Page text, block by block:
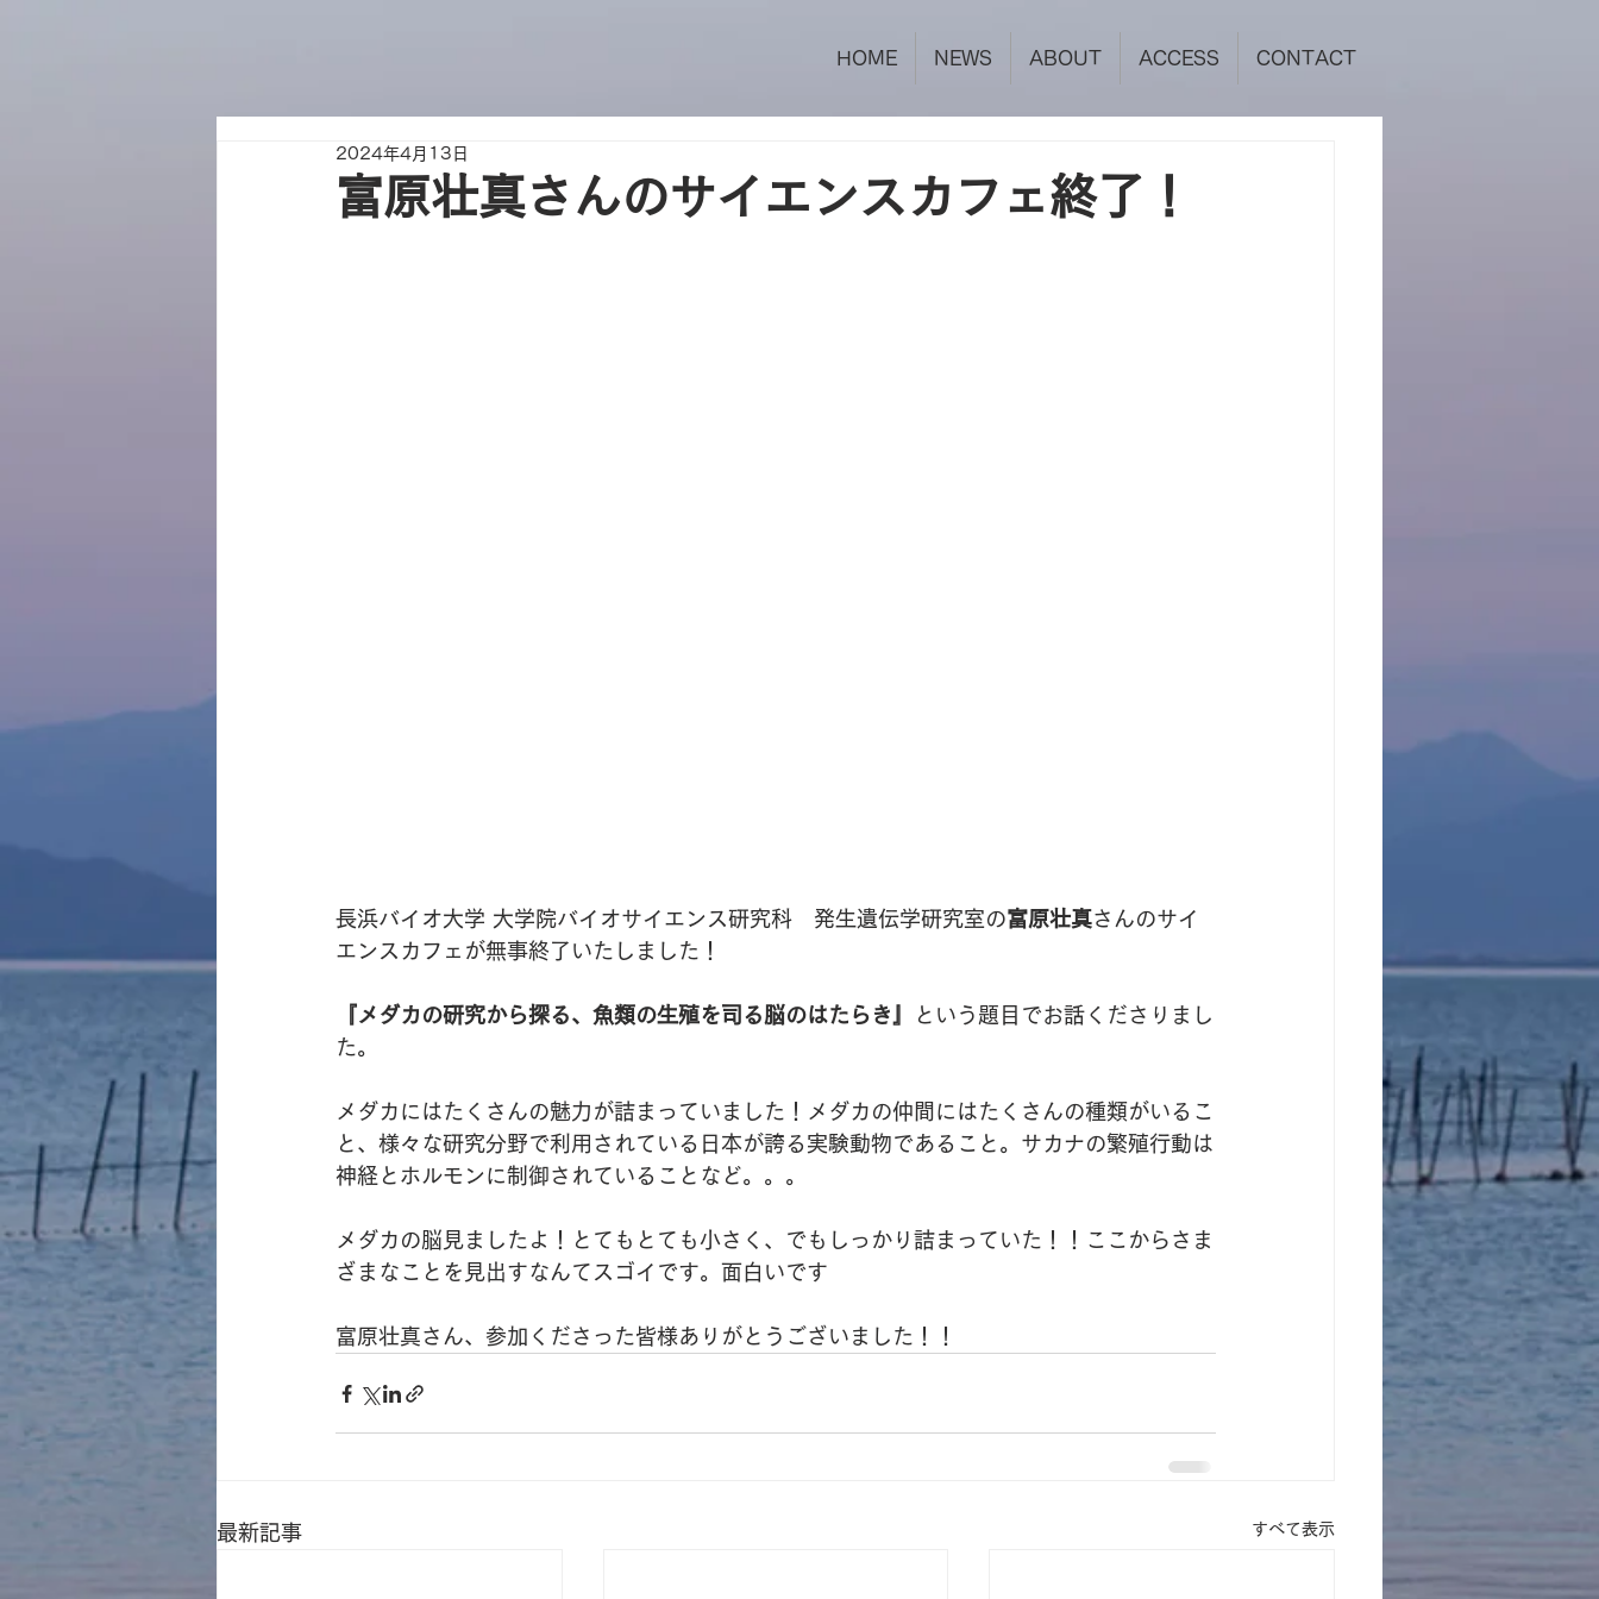
HOME NEWS ABOUT ACCESS CONTACT
富原壮真さんのサイエンスカフェ終了！
2024年4月13日
長浜バイオ大学 大学院バイオサイエンス研究科　発生遺伝学研究室の富原壮真さんのサイ
エンスカフェが無事終了いたしました！
『メダカの研究から探る、魚類の生殖を司る脳のはたらき』
という題目でお話くださりまし
た。
メダカにはたくさんの魅力が詰まっていました！メダカの仲間にはたくさんの種類がいるこ
と、様々な研究分野で利用されている日本が誇る実験動物であること。サカナの繁殖行動は
神経とホルモンに制御されていることなど。。。
メダカの脳見ましたよ！とてもとても小さく、でもしっかり詰まっていた！！ここからさま
ざまなことを見出すなんてスゴイです。面白いです
富原壮真さん、参加くださった皆様ありがとうございました！！
最新記事 すべて表示